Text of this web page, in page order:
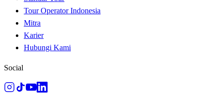
Tour Operator Indonesia
Mitra
Karier
Hubungi Kami
Social